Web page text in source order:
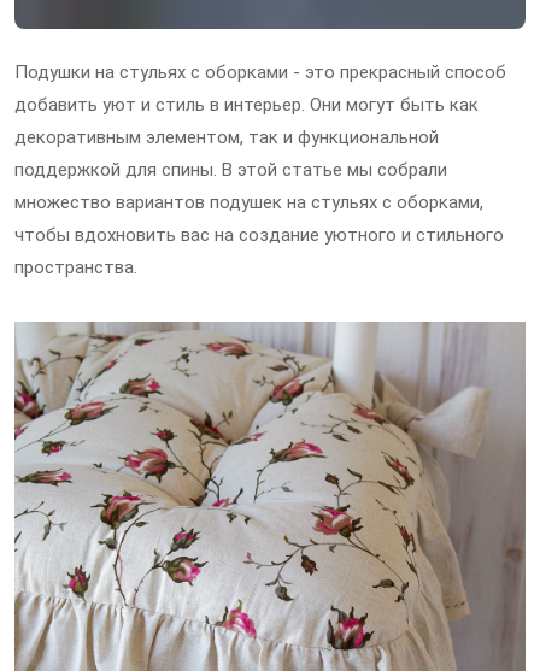
Подушки на стульях с оборками - это прекрасный способ
добавить уют и стиль в интерьер. Они могут быть как
декоративным элементом, так и функциональной
поддержкой для спины. В этой статье мы собрали
множество вариантов подушек на стульях с оборками,
чтобы вдохновить вас на создание уютного и стильного
пространства.